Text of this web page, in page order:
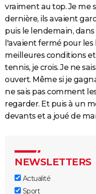
vraiment au top. Je me
dernière, ils avaient
puis le lendemain,
l'avaient fermé pour
meilleures conditions
tennis, je crois. Je ne
ouvert. Même si je
ne sais pas comment
regarder. Et puis à un
devants et a joué de
NEWSLETTERS
Actualité
Sport